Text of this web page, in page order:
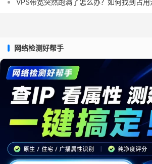
VPS带宽突然跑满了怎么办？如何找到占用
网络检测好帮手